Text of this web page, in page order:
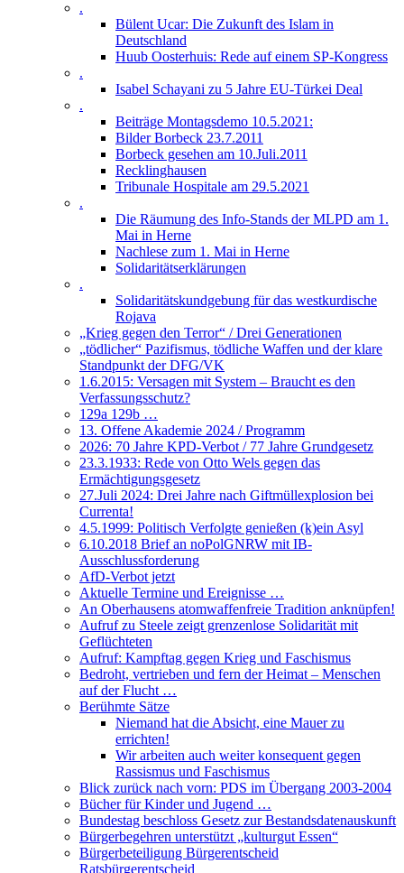
.
Bülent Ucar: Die Zukunft des Islam in
Deutschland
Huub Oosterhuis: Rede auf einem SP-Kongress
.
Isabel Schayani zu 5 Jahre EU-Türkei Deal
.
Beiträge Montagsdemo 10.5.2021:
Bilder Borbeck 23.7.2011
Borbeck gesehen am 10.Juli.2011
Recklinghausen
Tribunale Hospitale am 29.5.2021
.
Die Räumung des Info-Stands der MLPD am 1.
Mai in Herne
Nachlese zum 1. Mai in Herne
Solidaritätserklärungen
.
Solidaritätskundgebung für das westkurdische
Rojava
„Krieg gegen den Terror“ / Drei Generationen
„tödlicher“ Pazifismus, tödliche Waffen und der klare
Standpunkt der DFG/VK
1.6.2015: Versagen mit System – Braucht es den
Verfassungsschutz?
129a 129b …
13. Offene Akademie 2024 / Programm
2026: 70 Jahre KPD-Verbot / 77 Jahre Grundgesetz
23.3.1933: Rede von Otto Wels gegen das
Ermächtigungsgesetz
27.Juli 2024: Drei Jahre nach Giftmüllexplosion bei
Currenta!
4.5.1999: Politisch Verfolgte genießen (k)ein Asyl
6.10.2018 Brief an noPolGNRW mit IB-
Ausschlussforderung
AfD-Verbot jetzt
Aktuelle Termine und Ereignisse …
An Oberhausens atomwaffenfreie Tradition anknüpfen!
Aufruf zu Steele zeigt grenzenlose Solidarität mit
Geflüchteten
Aufruf: Kampftag gegen Krieg und Faschismus
Bedroht, vertrieben und fern der Heimat – Menschen
auf der Flucht …
Berühmte Sätze
Niemand hat die Absicht, eine Mauer zu
errichten!
Wir arbeiten auch weiter konsequent gegen
Rassismus und Faschismus
Blick zurück nach vorn: PDS im Übergang 2003-2004
Bücher für Kinder und Jugend …
Bundestag beschloss Gesetz zur Bestandsdatenauskunft
Bürgerbegehren unterstützt „kulturgut Essen“
Bürgerbeteiligung Bürgerentscheid
Ratsbürgerentscheid